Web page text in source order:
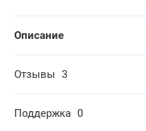
Описание
Отзывы 3
Поддержка 0